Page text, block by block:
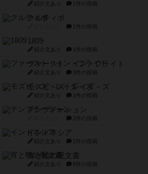
紹介文あり 1件の投稿
クルティボ
1件の投稿
1809
紹介文あり 1件の投稿
ファースト・イン・フライト
紹介文あり 3件の投稿
モズビ－ズ・レイダ－ズ
紹介文あり 1件の投稿
テンプテーション
2件の投稿
インドネシア
紹介文あり 2件の投稿
宵と暁の呪文書
紹介文あり 8件の投稿